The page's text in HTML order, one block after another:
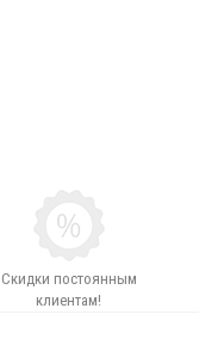
Скидки постоянным
клиентам!